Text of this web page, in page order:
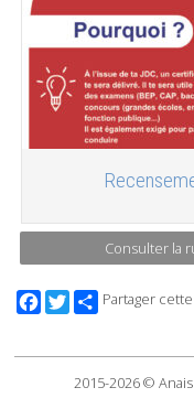
Consulter la
Facebook
TwitterPartager
2015-2026 ©